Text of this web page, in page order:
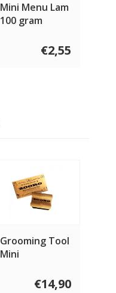
Mini Menu Lam
100 gram
€2,55
Grooming Tool
Mini
€14,90